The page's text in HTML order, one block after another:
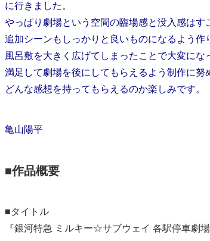
に行きました。
やっぱり劇場という空間の臨場感と没入感はす
追加シーンもしっかりと良いものになるよう作
風呂敷を大きく広げてしまったことで大変にな
満足して劇場を後にしてもらえるよう制作に努
どんな感想を持ってもらえるのか楽しみです。
亀山陽平
■作品概要
■タイトル
『銀河特急 ミルキー☆サブウェイ 各駅停車劇場